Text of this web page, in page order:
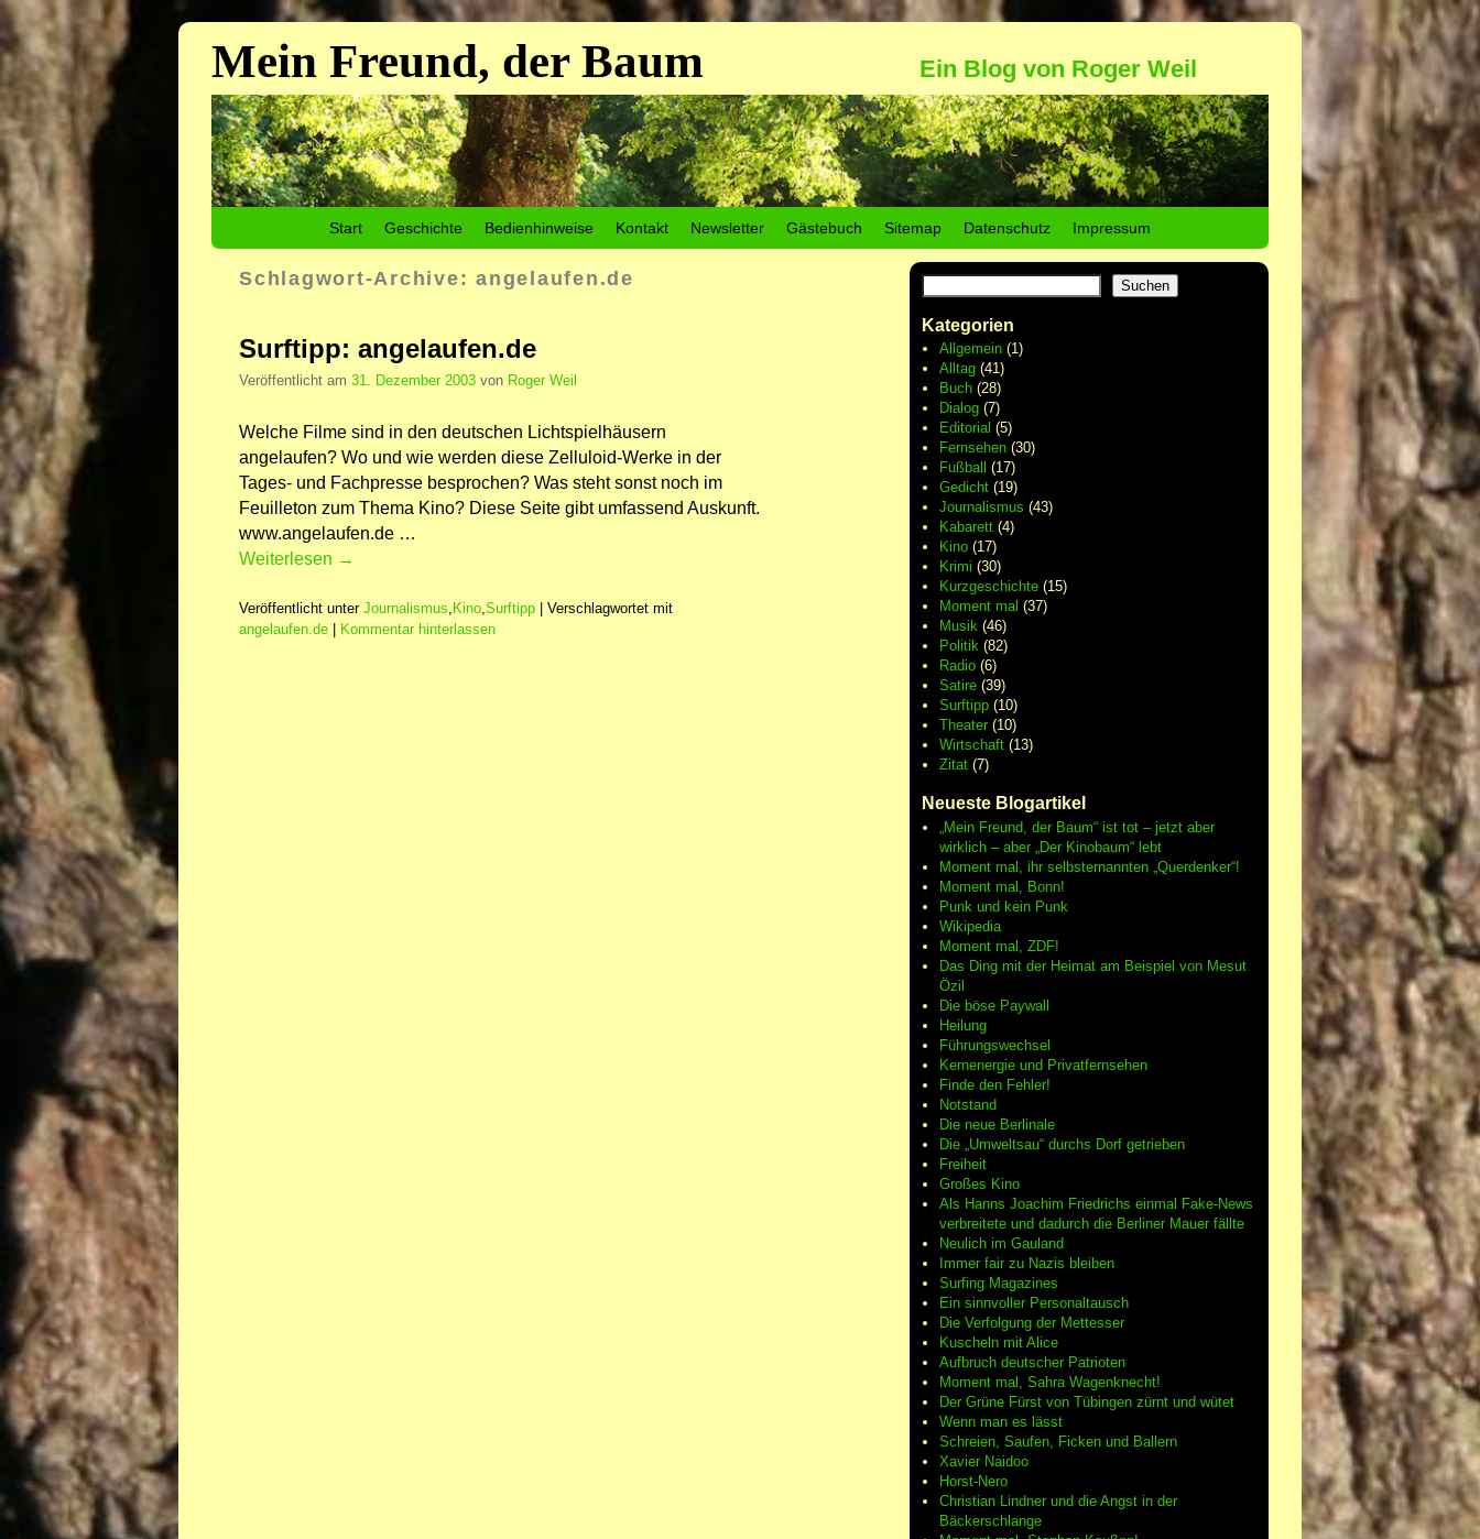
Mein Freund, der Baum Ein Blog von Roger Weil
Start Geschichte Bedienhinweise Kontakt Newsletter Gästebuch Sitemap Datenschutz Impressum
Schlagwort-Archive:angelaufen.de
Surftipp: angelaufen.de
Veröffentlicht am 31. Dezember 2003 von Roger Weil
Welche Filme sind in den deutschen Lichtspielhäusern
angelaufen? Wo und wie werden diese Zelluloid-Werke in der
Tages- und Fachpresse besprochen? Was steht sonst noch im
Feuilleton zum Thema Kino? Diese Seite gibt umfassend Auskunft.
www.angelaufen.de …
Weiterlesen →
Veröffentlicht unter Journalismus Kino Surftipp
Verschlagwortet mit
angelaufen.de
Kommentar hinterlassen
Suchen
Kategorien
Allgemein(1)
Alltag(41)
Buch(28)
Dialog(7)
Editorial (5)
Fernsehen(30)
Fußball (17)
Gedicht(19)
Journalismus (43)
Kabarett(4)
Kino(17)
Krimi (30)
Kurzgeschichte(15)
Moment mal (37)
Musik(46)
Politik(82)
Radio(6)
Satire(39)
Surftipp(10)
Theater(10)
Wirtschaft(13)
Zitat(7)
Neueste Blogartikel
„Mein Freund, der Baum“ ist tot – jetzt aber
wirklich – aber „Der Kinobaum“ lebt
Moment mal, ihr selbsternannten „Querdenker“!
Moment mal, Bonn!
Punk und kein Punk
Wikipedia
Moment mal, ZDF!
Das Ding mit der Heimat am Beispiel von Mesut
Özil
Die böse Paywall
Heilung
Führungswechsel
Kernenergie und Privatfernsehen
Finde den Fehler!
Notstand
Die neue Berlinale
Die „Umweltsau“ durchs Dorf getrieben
Freiheit
Großes Kino
Als Hanns Joachim Friedrichs einmal Fake-News
verbreitete und dadurch die Berliner Mauer fällte
Neulich im Gauland
Immer fair zu Nazis bleiben
Surfing Magazines
Ein sinnvoller Personaltausch
Die Verfolgung der Mettesser
Kuscheln mit Alice
Aufbruch deutscher Patrioten
Moment mal, Sahra Wagenknecht!
Der Grüne Fürst von Tübingen zürnt und wütet
Wenn man es lässt
Schreien, Saufen, Ficken und Ballern
Xavier Naidoo
Horst-Nero
Christian Lindner und die Angst in der
Bäckerschlange